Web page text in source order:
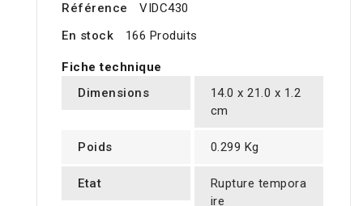
Référence
VIDC430
En stock
166 Produits
Fiche technique
Dimensions
14.0 x 21.0 x 1.2
cm
Poids 0.299 Kg
Etat
Rupture tempora
ire